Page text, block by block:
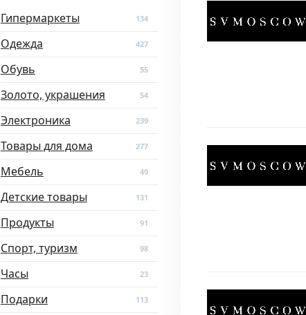
Гипермаркеты 134
Одежда 427
Обувь 55
Золото, украшения 54
Электроника 239
Товары для дома 277
Мебель 49
Детские товары 131
Продукты 91
Спорт, туризм 98
Часы 23
Подарки 113